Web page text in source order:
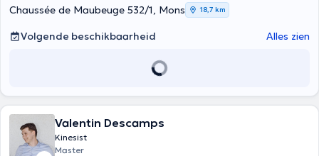
Chaussée de Maubeuge 532/1, Mons 18,7 km
Volgende beschikbaarheid Alles zien
Valentin Descamps
Kinesist
Master